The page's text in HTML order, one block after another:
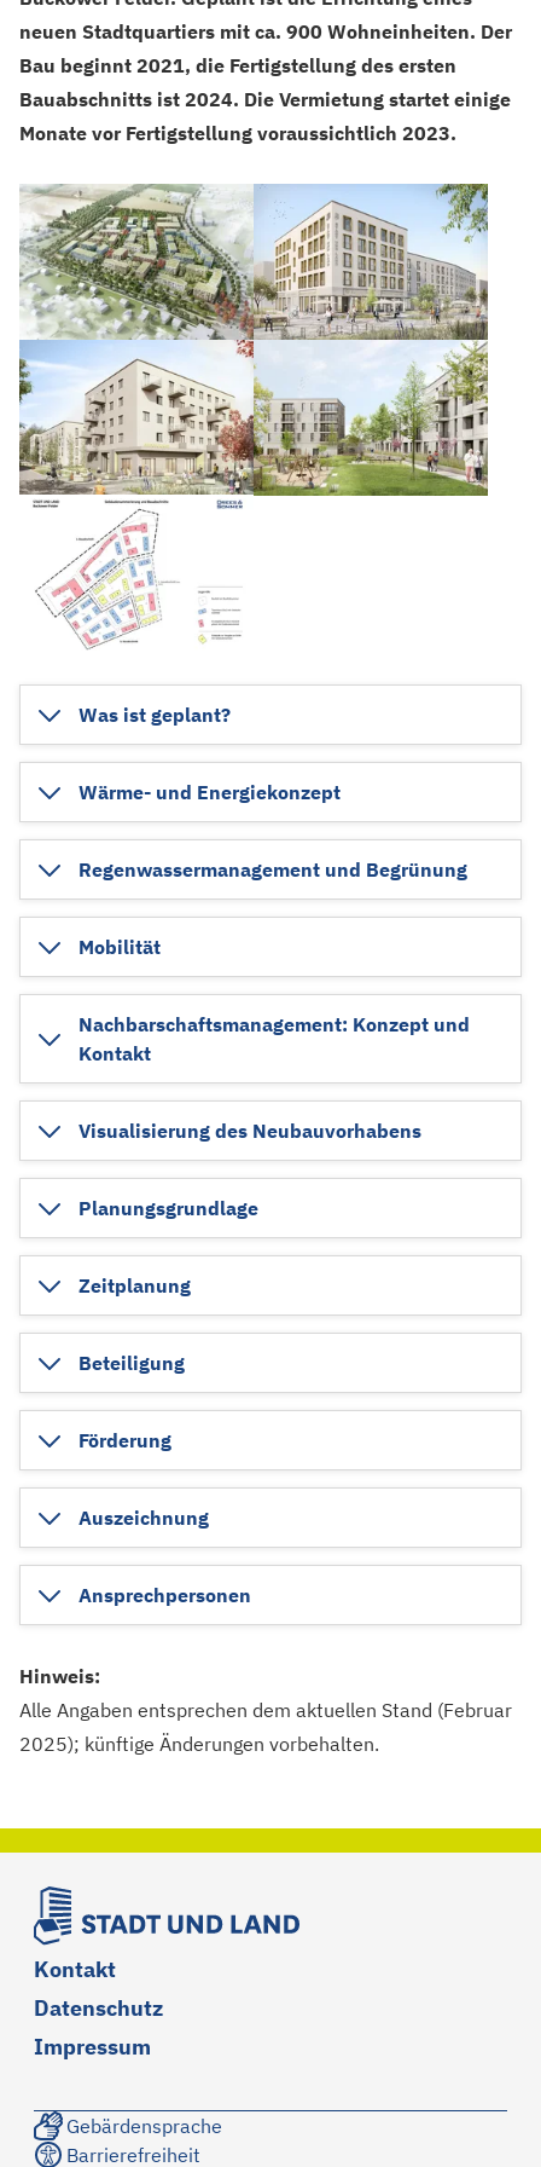
neuen Stadtquartiers mit ca. 900 Wohneinheiten. Der
Bau beginnt 2021, die Fertigstellung des ersten
Bauabschnitts ist 2024. Die Vermietung startet einige
Monate vor Fertigstellung voraussichtlich 2023.
Was ist geplant?
Wärme- und Energiekonzept
Regenwassermanagement und Begrünung
Mobilität
Nachbarschaftsmanagement: Konzept und
Kontakt
Visualisierung des Neubauvorhabens
Planungsgrundlage
Zeitplanung
Beteiligung
Förderung
Auszeichnung
Ansprechpersonen
Hinweis:
Alle Angaben entsprechen dem aktuellen Stand (Februar
2025); künftige Änderungen vorbehalten.
Kontakt
Datenschutz
Impressum
Gebärdensprache
Barrierefreiheit